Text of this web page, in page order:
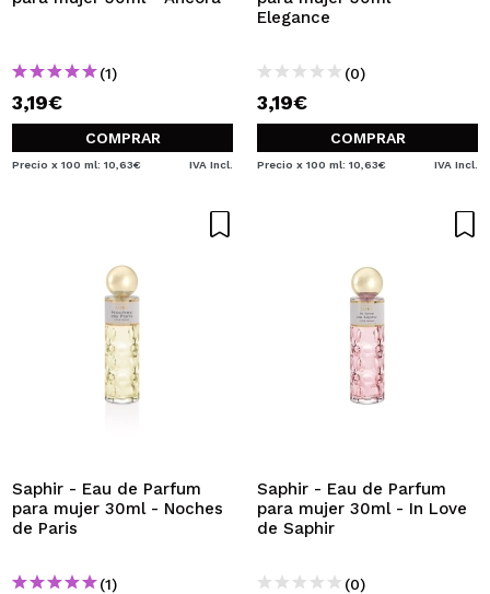
(1)
3,19€
COMPRAR
Precio x 100 ml: 10,63€ IVA Incl.
Elegance
(0)
3,19€
COMPRAR
Precio x 100 ml: 10,63€ IVA Incl.
Saphir - Eau de Parfum
para mujer 30ml - Noches
de Paris
(1)
Saphir - Eau de Parfum
para mujer 30ml - In Love
de Saphir
(0)